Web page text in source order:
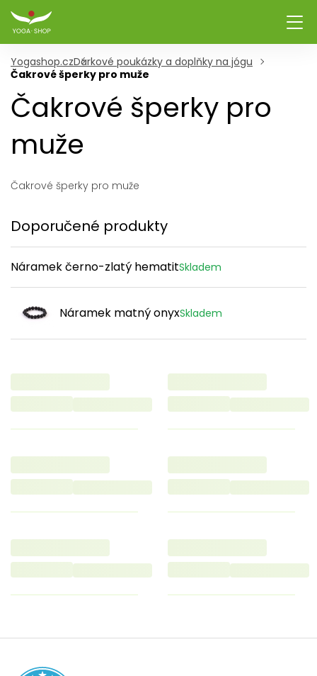
Yogashop.czDárkové poukázky a doplňky na jógu
Čakrové šperky pro muže
Čakrové šperky pro
muže
Čakrové šperky pro muže
Doporučené produkty
Náramek černo-zlatý hematitSkladem
Náramek matný onyxSkladem